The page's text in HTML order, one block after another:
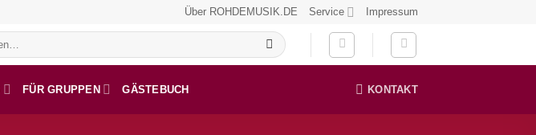
Über ROHDEMUSIK.DE Service Impressum
FÜR GRUPPEN GÄSTEBUCH KONTAKT